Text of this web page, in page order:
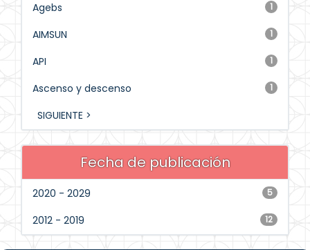
1
Agebs
1
AIMSUN
1
API
1
Ascenso y descenso
SIGUIENTE >
Fecha de publicación
5
2020 - 2029
12
2012 - 2019